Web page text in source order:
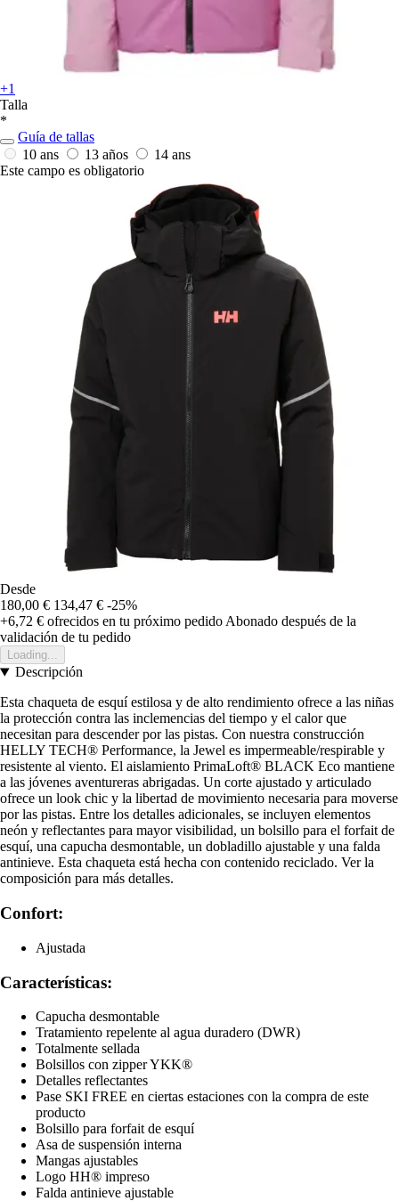
+1
Talla
*
Guía de tallas
10 ans
13 años
14 ans
Este campo es obligatorio
Desde
180,00 € 134,47 € -25%
+6,72 € ofrecidos en tu próximo pedidoAbonado después de la
validación de tu pedido
Loading...
Descripción
Esta chaqueta de esquí estilosa y de alto rendimiento ofrece a las niñas
la protección contra las inclemencias del tiempo y el calor que
necesitan para descender por las pistas. Con nuestra construcción
HELLY TECH® Performance, la Jewel es impermeable/respirable y
resistente al viento. El aislamiento PrimaLoft® BLACK Eco mantiene
a las jóvenes aventureras abrigadas. Un corte ajustado y articulado
ofrece un look chic y la libertad de movimiento necesaria para moverse
por las pistas. Entre los detalles adicionales, se incluyen elementos
neón y reflectantes para mayor visibilidad, un bolsillo para el forfait de
esquí, una capucha desmontable, un dobladillo ajustable y una falda
antinieve. Esta chaqueta está hecha con contenido reciclado. Ver la
composición para más detalles.
Confort:
Ajustada
Características:
Capucha desmontable
Tratamiento repelente al agua duradero (DWR)
Totalmente sellada
Bolsillos con zipper YKK®
Detalles reflectantes
Pase SKI FREE en ciertas estaciones con la compra de este
producto
Bolsillo para forfait de esquí
Asa de suspensión interna
Mangas ajustables
Logo HH® impreso
Falda antinieve ajustable